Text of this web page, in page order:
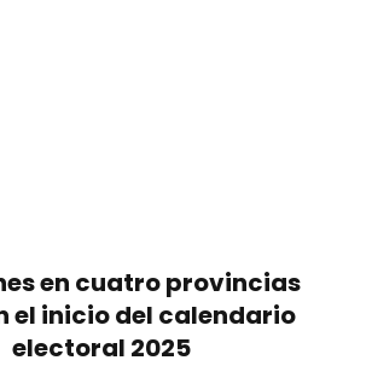
en cuatro provincias
el inicio del calendario
electoral 2025